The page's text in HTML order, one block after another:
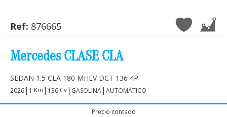
Ref: 876665
Mercedes CLASE CLA
SEDAN 1.5 CLA 180 MHEV DCT 136 4P
2026| 1 Km | 136 Cv| GASOLINA| AUTOMÁTICO
Precio contado